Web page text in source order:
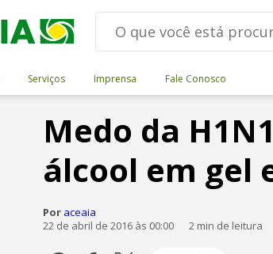
Serviços Imprensa Fale Conosco
Medo da
álcool em gel
Por aceaia
22 de abril de 2016 às 00:00
2 min de leitura